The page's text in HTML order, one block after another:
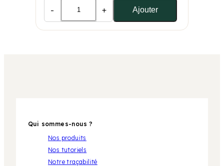
- + Ajouter
Qui sommes-nous ?
Nos produits
Nos tutoriels
Notre traçabilité